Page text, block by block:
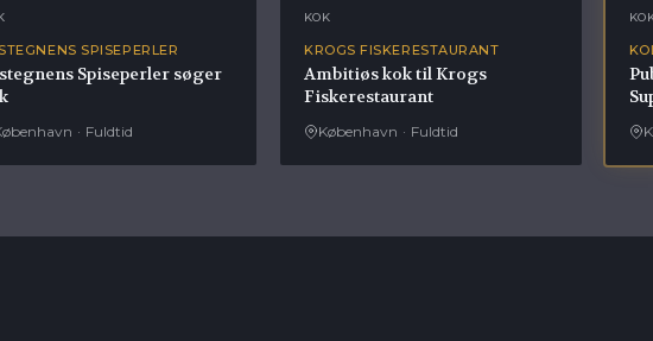
SPISEPERLER
Spiseperler søger
· Fuldtid
KOK
KROGS FISKERESTAURANT
Ambitiøs kok til Krogs
Fiskerestaurant
København · Fuldtid